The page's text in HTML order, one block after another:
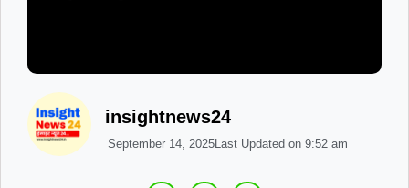
insightnews24
September 14, 2025Last Updated on 9:52 am